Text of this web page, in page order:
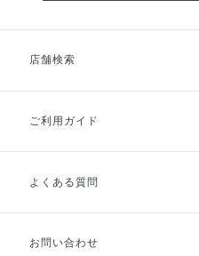
店舗検索
ご利用ガイド
ご利用ガイドトップ
お支払方法
よくある質問
お問い合わせ